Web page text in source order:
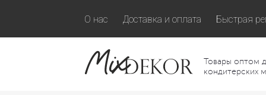
О нас Доставка и оплата Быстрая
Товары оптом
кондитерских